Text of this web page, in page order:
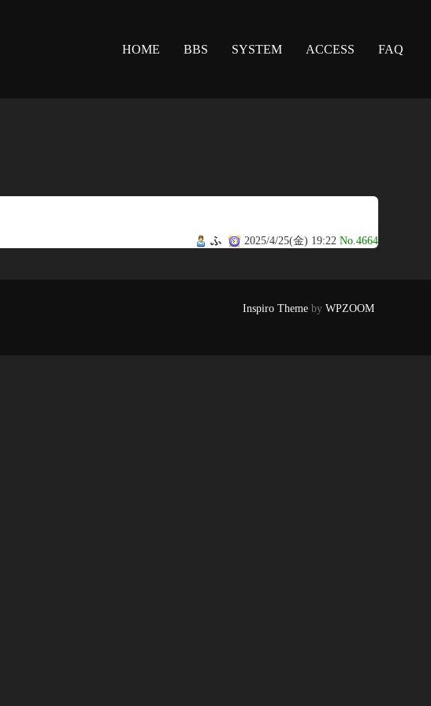
HOME BBS SYSTEM ACCESS FAQ
ふ 2025/4/25(金) 19:22 No.4664
Inspiro Theme by WPZOOM